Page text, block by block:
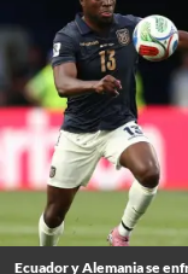
Ecuador y Alemania se